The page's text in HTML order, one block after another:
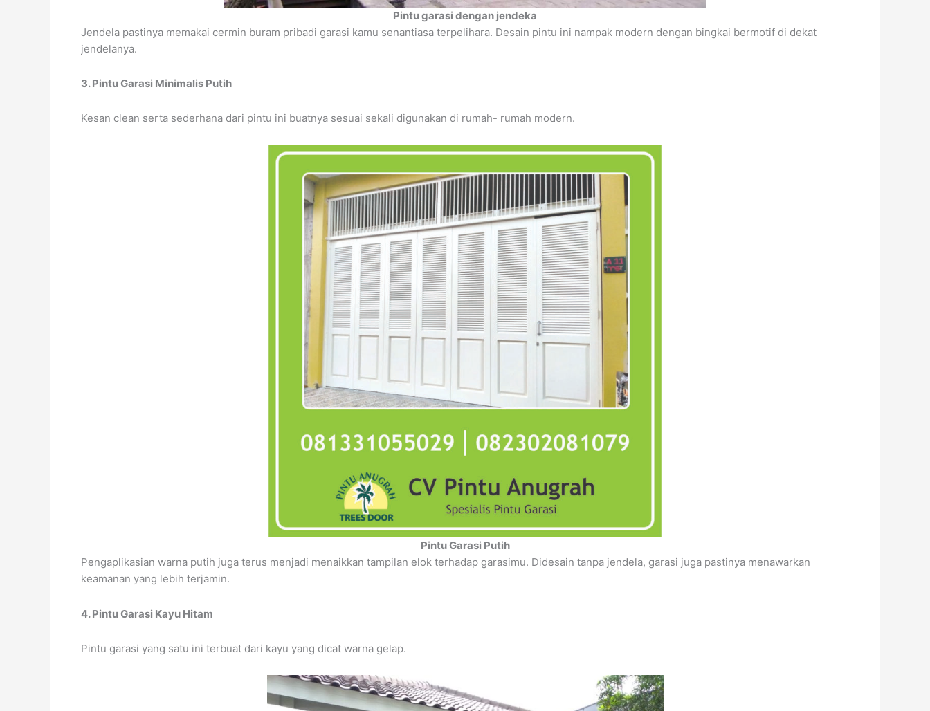
Pintu garasi dengan jendeka
Jendela pastinya memakai cermin buram pribadi garasi kamu senantiasa terpelihara. Desain pintu ini nampak modern dengan bingkai bermotif di dekat
jendelanya.
3. Pintu Garasi Minimalis Putih
Kesan clean serta sederhana dari pintu ini buatnya sesuai sekali digunakan di rumah- rumah modern.
Pintu Garasi Putih
Pengaplikasian warna putih juga terus menjadi menaikkan tampilan elok terhadap garasimu. Didesain tanpa jendela, garasi juga pastinya menawarkan
keamanan yang lebih terjamin.
4. Pintu Garasi Kayu Hitam
Pintu garasi yang satu ini terbuat dari kayu yang dicat warna gelap.